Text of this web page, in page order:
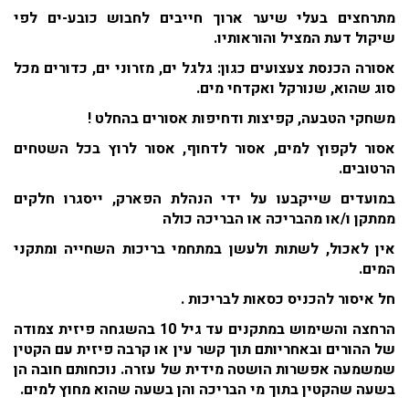
מתרחצים בעלי שיער ארוך חייבים לחבוש כובע-ים לפי
שיקול דעת המציל והוראותיו.
אסורה הכנסת צעצועים כגון: גלגל ים, מזרוני ים, כדורים מכל
סוג שהוא, שנורקל ואקדחי מים.
משחקי הטבעה, קפיצות ודחיפות אסורים בהחלט !
אסור לקפוץ למים, אסור לדחוף, אסור לרוץ בכל השטחים
הרטובים.
במועדים שייקבעו על ידי הנהלת הפארק, ייסגרו חלקים
ממתקן ו/או מהבריכה או הבריכה כולה
אין לאכול, לשתות ולעשן במתחמי בריכות השחייה ומתקני
המים.
חל איסור להכניס כסאות לבריכות .
הרחצה והשימוש במתקנים עד גיל 10 בהשגחה פיזית צמודה
של ההורים ובאחריותם תוך קשר עין או קרבה פיזית עם הקטין
שמשמעה אפשרות הושטה מידית של עזרה. נוכחותם חובה הן
בשעה שהקטין בתוך מי הבריכה והן בשעה שהוא מחוץ למים.